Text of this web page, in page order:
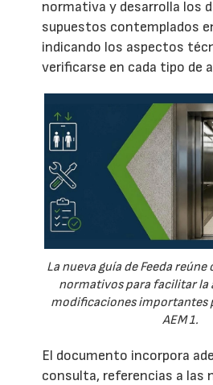
normativa y desarrolla los
supuestos contemplados
indicando los aspectos
verificarse en cada tipo de
La nueva guía de Feeda
normativos para facilitar la
modificaciones importantes
AEM 1.
El documento incorpora
consulta, referencias a las